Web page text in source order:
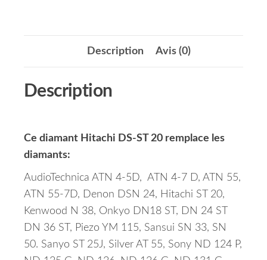
Description Avis (0)
Description
Ce diamant Hitachi DS-ST 20 remplace les
diamants:
AudioTechnica ATN 4-5D, ATN 4-7 D, ATN 55,
ATN 55-7D, Denon DSN 24, Hitachi ST 20,
Kenwood N 38, Onkyo DN18 ST, DN 24 ST
DN 36 ST, Piezo YM 115, Sansui SN 33, SN
50. Sanyo ST 25J, Silver AT 55, Sony ND 124 P,